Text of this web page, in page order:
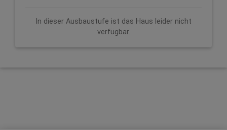
In dieser Ausbaustufe ist das Haus leider nicht
verfügbar.